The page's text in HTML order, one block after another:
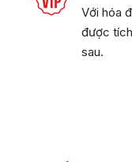
Với hóa
được
sau.